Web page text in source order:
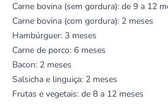
Carne bovina (sem gordura): de 9 a 12
Carne bovina (com gordura): 2 meses
Hambúrguer: 3 meses
Carne de porco: 6 meses
Bacon: 2 meses
Salsicha e linguiça: 2 meses
Frutas e vegetais: de 8 a 12 meses